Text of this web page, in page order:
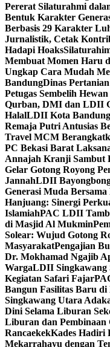
Pererat Silaturahmi
Bentuk Karakter
Berbasis 29 Karakter
Jurnalistik, Cetak
Hadapi Hoaks
Membuat Momen Haru
Ungkap Cara Mudah
BandungDinas
Petugas Sembelih
Qurban, DMI dan LDII
HalalLDII Kota
Remaja Putri Antusias
Travel MCM
PC Bekasi Barat
Annajah Kranji Sambut
Gelar Gotong Royong
JannahLDII
Generasi Muda
Hanjuang: Sinergi
IslamiahPAC LDII
di Masjid Al Mukmin
Solear: Wujud Gotong
MasyarakatPengajian
Dr. Mokhamad Ngajib
WargaLDII Singkawang
Kegiatan Safari Fajar
Bangun Fasilitas Baru
Singkawang Utara
Dini Selama Liburan
Liburan dan Pembinaan
RancaekekKades Hadiri
Mekarrahayu dengan